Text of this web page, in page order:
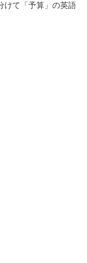
けて「予算」の英語